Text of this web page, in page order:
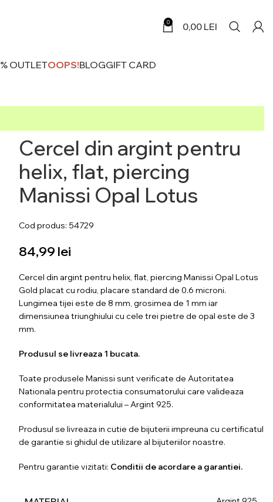
0
0,00 LEI
% OUTLETOOPS!BLOGGIFT CARD
Cercel din argint pentru
helix, flat, piercing
Manissi Opal Lotus
Cod produs: 54729
lei
Cercel din argint pentru helix, flat, piercing Manissi Opal Lotus
Gold placat cu rodiu, placare standard de 0.6 microni.
Lungimea tijei este de 8 mm, grosimea de 1 mm iar
dimensiunea triunghiului cu cele trei pietre de opal este de 3
mm.
Produsul se livreaza 1 bucata.
Toate produsele Manissi sunt verificate de Autoritatea
Nationala pentru protectia consumatorului care valideaza
conformitatea materialului – Argint 925.
Produsul se livreaza in cutie de bijuterii impreuna cu certificatul
de garantie si ghidul de utilizare al bijuteriilor noastre.
Pentru garantie vizitati: Conditii de acordare a garantiei.